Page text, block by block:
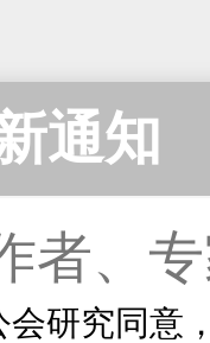
通知
者、
研究同意